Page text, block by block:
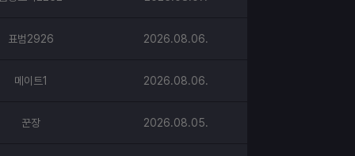
표범2926 2026.08.06.
메이트1 2026.08.06.
꾼장 2026.08.05.